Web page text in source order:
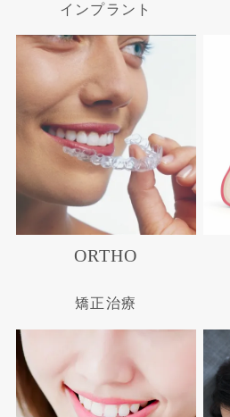
インプラント
ORTHO
矯正治療